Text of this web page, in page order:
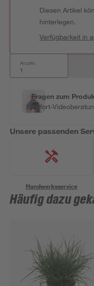
Diesen Artikel
hinterlegen.
Verfügbarkeit in
Anzahl:
Fragen zum
Sofort-
Unsere passenden
Handwerksservice
Häufig dazu